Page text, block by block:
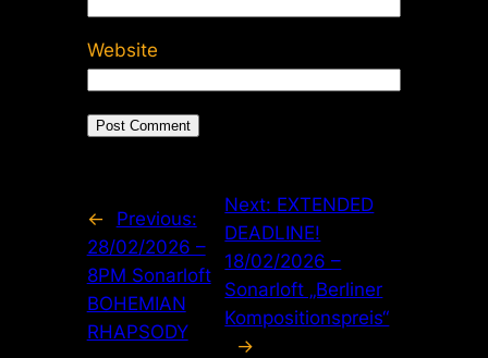
Website
←
Previous:
28/02/2026 –
8PM Sonarloft
BOHEMIAN
RHAPSODY
Next: EXTENDED
DEADLINE!
18/02/2026 –
Sonarloft „Berliner
Kompositionspreis“
→